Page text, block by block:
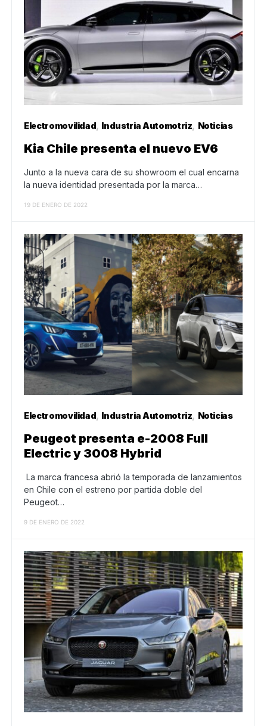
Electromovilidad Industria Automotriz Noticias
Kia Chile presenta el nuevo EV6
Junto a la nueva cara de su showroom el cual encarna
la nueva identidad presentada por la marca…
19 DE ENERO DE 2022
Electromovilidad Industria Automotriz Noticias
Peugeot presenta e-2008 Full
Electric y 3008 Hybrid
La marca francesa abrió la temporada de lanzamientos
en Chile con el estreno por partida doble del
Peugeot…
9 DE ENERO DE 2022